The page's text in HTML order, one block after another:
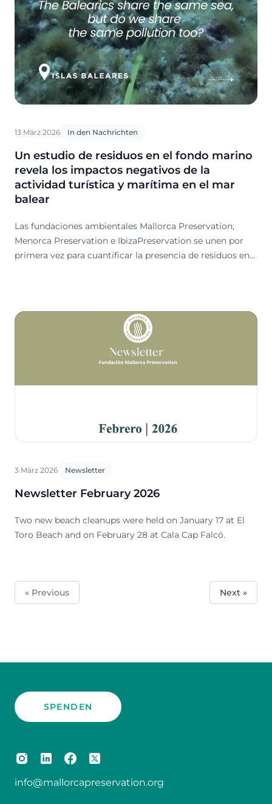
13 März 2026 In den Nachrichten
Un estudio de residuos en el fondo marino
revela los impactos negativos de la
actividad turística y marítima en el mar
balear
Las fundaciones ambientales Mallorca Preservation,
Menorca Preservation e IbizaPreservation se unen por
primera vez para cuantificar la presencia de residuos en
3 März 2026 Newsletter
Newsletter February 2026
Two new beach cleanups were held on January 17 at El
Toro Beach and on February 28 at Cala Cap Falcó.
« Previous Next »
SPENDEN
info@mallorcapreservation.org